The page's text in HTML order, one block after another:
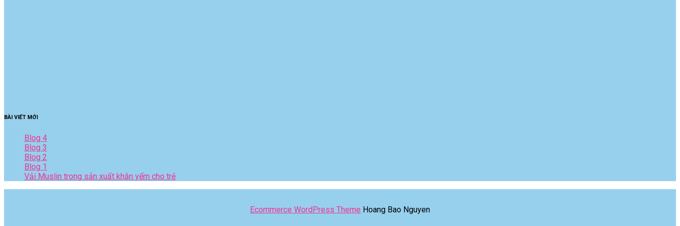
BÀI VIẾT MỚI
Blog 4
Blog 3
Blog 2
Blog 1
Vải Muslin trong sản xuất khăn yếm cho trẻ
Ecommerce WordPress Theme Hoang Bao Nguyen